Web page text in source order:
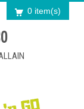
0 item(s)